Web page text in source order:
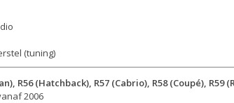
(tuning)
R56 (Hatchback), R57 (Cabrio), R58 (Coupé), R59
2006